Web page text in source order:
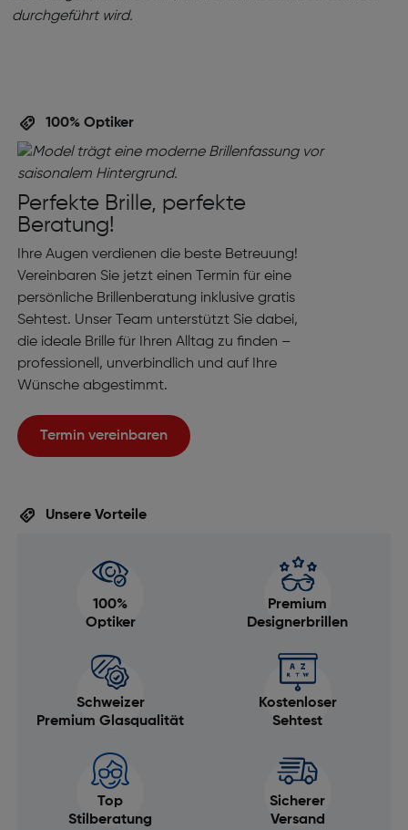
100% Optiker
Perfekte Brille, perfekte
Beratung!
Ihre Augen verdienen die beste Betreuung!
Vereinbaren Sie jetzt einen Termin für eine
persönliche Brillenberatung inklusive gratis
Sehtest. Unser Team unterstützt Sie dabei,
die ideale Brille für Ihren Alltag zu finden –
professionell, unverbindlich und auf Ihre
Wünsche abgestimmt.
Termin vereinbaren
Unsere Vorteile
100%
Optiker
Premium
Designerbrillen
Schweizer
Premium Glasqualität
Kostenloser
Sehtest
Top
Stilberatung
Sicherer
Versand